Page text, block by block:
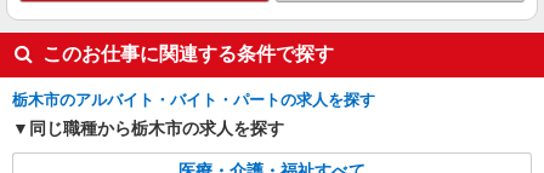
時給2000円〜 ＜日払い有/週払い有/交通費全
支給(ガソリン代含む)＞
栃木市 ◆来社不要
キープ
このお仕事に関連する条件で探す
栃木市のアルバイト・バイト・パートの求人を探す
同じ職種から栃木市の求人を探す